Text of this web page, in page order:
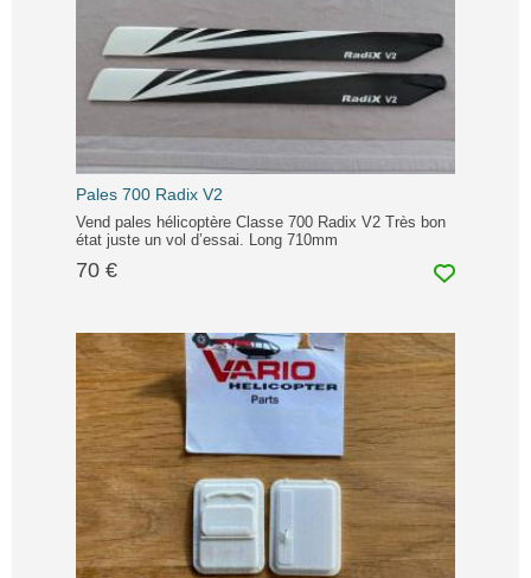
Pales 700 Radix V2
Vend pales hélicoptère Classe 700 Radix V2 Très bon
état juste un vol d’essai. Long 710mm
70 €